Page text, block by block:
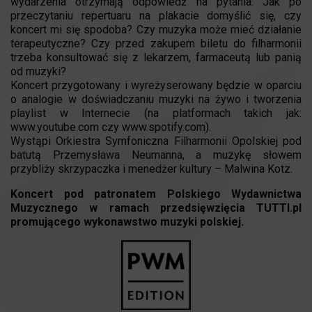
przeczytaniu repertuaru na plakacie domyślić się, czy
koncert mi się spodoba? Czy muzyka może mieć działanie
terapeutyczne? Czy przed zakupem biletu do filharmonii
trzeba konsultować się z lekarzem, farmaceutą lub panią
od muzyki?
Koncert przygotowany i wyreżyserowany będzie w oparciu
o analogie w doświadczaniu muzyki na żywo i tworzenia
playlist w Internecie (na platformach takich jak:
www.youtube.com czy www.spotify.com).
Wystąpi Orkiestra Symfoniczna Filharmonii Opolskiej pod
batutą Przemysława Neumanna, a muzykę słowem
przybliży skrzypaczka i menedżer kultury – Malwina Kotz.
Koncert pod patronatem Polskiego Wydawnictwa
Muzycznego w ramach przedsięwzięcia TUTTI.pl
promującego wykonawstwo muzyki polskiej.